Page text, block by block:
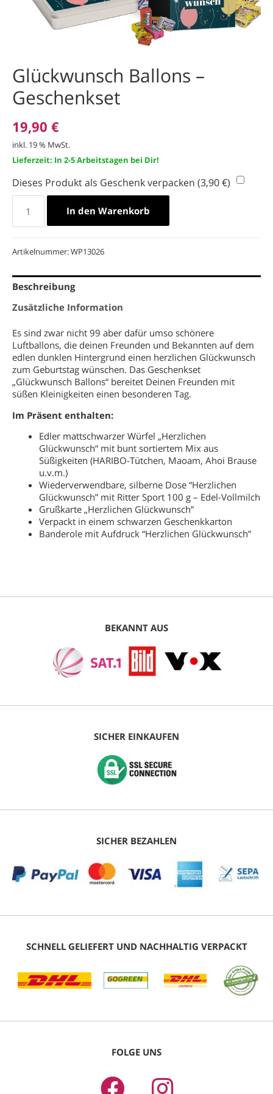
Glückwunsch Ballons –
Geschenkset
19,90 €
inkl. 19 % MwSt.
Lieferzeit: In 2-5 Arbeitstagen bei Dir!
Dieses Produkt als Geschenk verpacken (3,90€)
Ballons
-
Menge
In den Warenkorb
Artikelnummer:WP13026
Beschreibung
Zusätzliche Information
Es sind zwar nicht 99 aber dafür umso schönere
Luftballons, die deinen Freunden und Bekannten auf dem
edlen dunklen Hintergrund einen herzlichen Glückwunsch
zum Geburtstag wünschen. Das Geschenkset
„Glückwunsch Ballons“ bereitet Deinen Freunden mit
süßen Kleinigkeiten einen besonderen Tag.
Im Präsent enthalten:
Edler mattschwarzer Würfel „Herzlichen
Glückwunsch“ mit bunt sortiertem Mix aus
Süßigkeiten (HARIBO-Tütchen, Maoam, Ahoi Brause
u.v.m.)
Wiederverwendbare, silberne Dose “Herzlichen
Glückwunsch” mit Ritter Sport 100 g – Edel-Vollmilch
Grußkarte „Herzlichen Glückwunsch”
Verpackt in einem schwarzen Geschenkkarton
Banderole mit Aufdruck “Herzlichen Glückwunsch”
BEKANNT AUS
SICHER EINKAUFEN
SICHER BEZAHLEN
SCHNELL GELIEFERT UND NACHHALTIG VERPACKT
FOLGE UNS